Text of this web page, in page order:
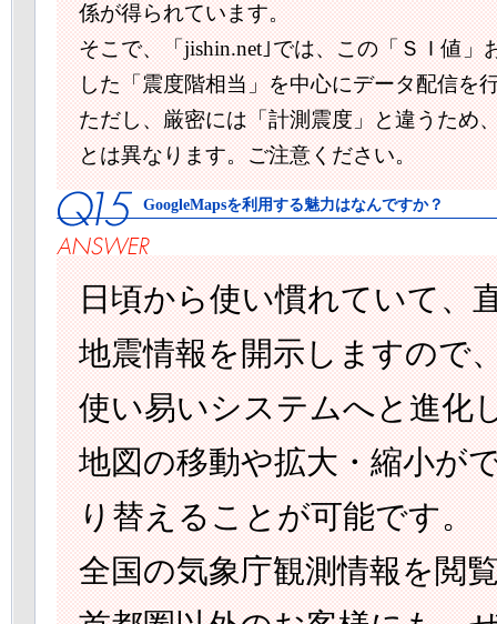
係が得られています。
そこで、「jishin.net｣では、この「ＳＩ値」
した「震度階相当」を中心にデータ配信を
ただし、厳密には「計測震度」と違うため
とは異なります。ご注意ください。
GoogleMapsを利用する魅力はなんですか？
日頃から使い慣れていて、
地震情報を開示しますので
使い易いシステムへと進化
地図の移動や拡大・縮小が
り替えることが可能です。
全国の気象庁観測情報を閲